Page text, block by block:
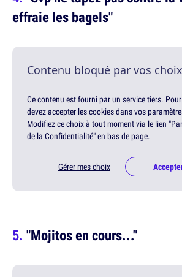
effraie les bagels"
Contenu bloqué par vos
Ce contenu est fourni par un service tiers.
devez accepter les cookies dans vos
Modifiez ce choix à tout moment via le lien
de la Confidentialité" en bas de page.
Gérer mes choix
"Mojitos en cours..."